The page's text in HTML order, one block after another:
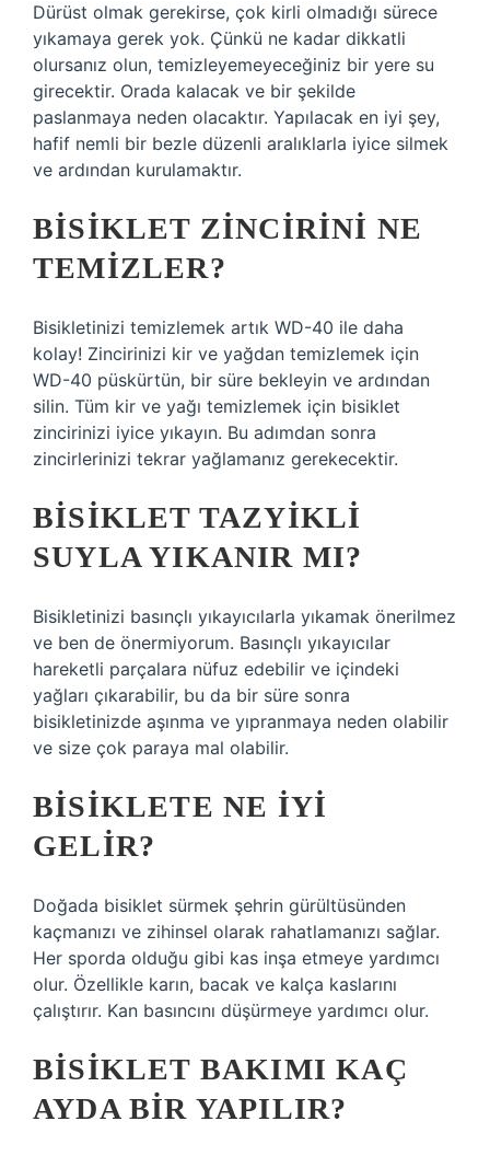
Dürüst olmak gerekirse, çok kirli olmadığı sürece
yıkamaya gerek yok. Çünkü ne kadar dikkatli
olursanız olun, temizleyemeyeceğiniz bir yere su
girecektir. Orada kalacak ve bir şekilde
paslanmaya neden olacaktır. Yapılacak en iyi şey,
hafif nemli bir bezle düzenli aralıklarla iyice silmek
ve ardından kurulamaktır.
BISIKLET ZINCIRINI NE
TEMIZLER?
Bisikletinizi temizlemek artık WD-40 ile daha
kolay! Zincirinizi kir ve yağdan temizlemek için
WD-40 püskürtün, bir süre bekleyin ve ardından
silin. Tüm kir ve yağı temizlemek için bisiklet
zincirinizi iyice yıkayın. Bu adımdan sonra
zincirlerinizi tekrar yağlamanız gerekecektir.
BISIKLET TAZYIKLI
SUYLA YIKANIR MI?
Bisikletinizi basınçlı yıkayıcılarla yıkamak önerilmez
ve ben de önermiyorum. Basınçlı yıkayıcılar
hareketli parçalara nüfuz edebilir ve içindeki
yağları çıkarabilir, bu da bir süre sonra
bisikletinizde aşınma ve yıpranmaya neden olabilir
ve size çok paraya mal olabilir.
BISIKLETE NE IYI
GELIR?
Doğada bisiklet sürmek şehrin gürültüsünden
kaçmanızı ve zihinsel olarak rahatlamanızı sağlar.
Her sporda olduğu gibi kas inşa etmeye yardımcı
olur. Özellikle karın, bacak ve kalça kaslarını
çalıştırır. Kan basıncını düşürmeye yardımcı olur.
BISIKLET BAKIMI KAÇ
AYDA BIR YAPILIR?